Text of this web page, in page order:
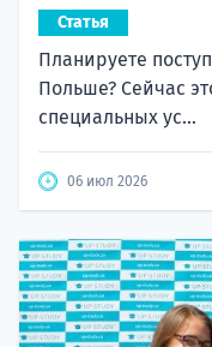
Статья
Планируете
Польше? Сейчас
специальных ус...
06 июл 2026